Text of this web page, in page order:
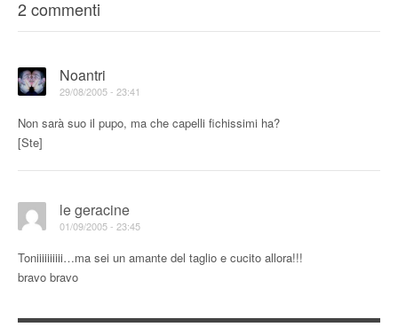
2 commenti
Noantri
29/08/2005 - 23:41
Non sarà suo il pupo, ma che capelli fichissimi ha?
[Ste]
le geracine
01/09/2005 - 23:45
Toniiiiiiiiii…ma sei un amante del taglio e cucito allora!!!
bravo bravo